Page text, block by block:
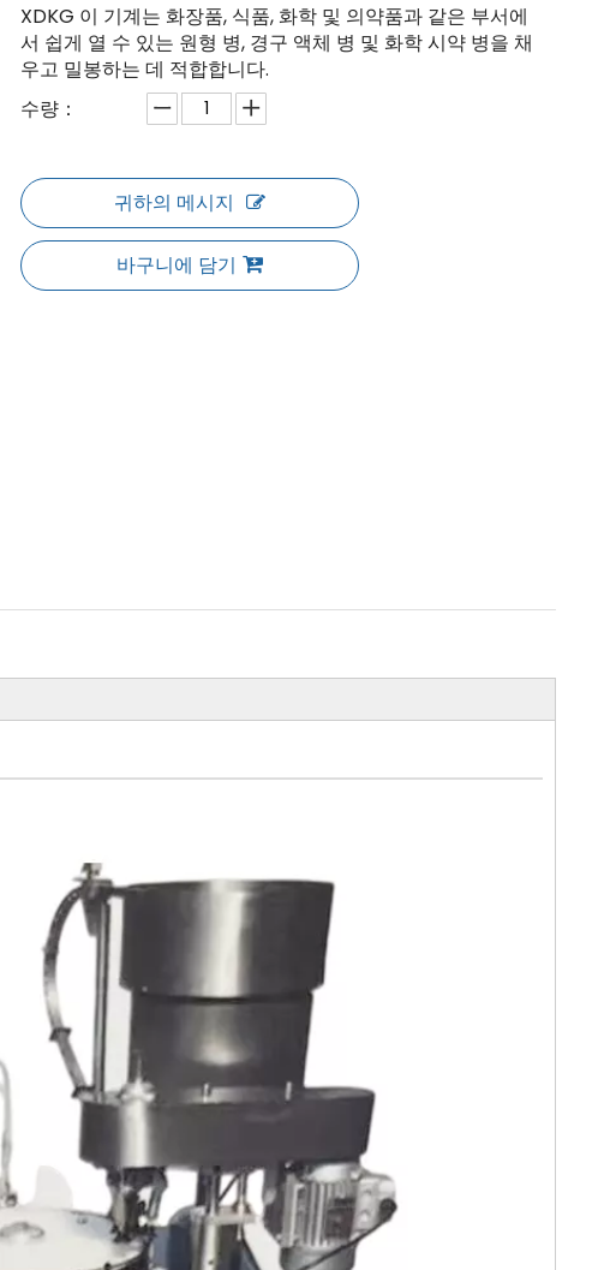
XDKG 이 기계는 화장품, 식품, 화학 및 의약품과 같은 부서에
서 쉽게 열 수 있는 원형 병, 경구 액체 병 및 화학 시약 병을 채
우고 밀봉하는 데 적합합니다.
수량：
귀하의 메시지
바구니에 담기